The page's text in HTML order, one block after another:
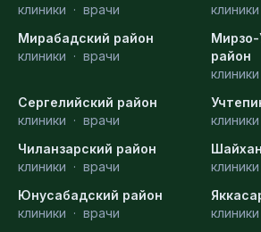
клиники · врачи
клиники
Мирабадский район
клиники · врачи
Мирзо-
район
клиники
Сергелийский район
клиники · врачи
клиники
Чиланзарский район
клиники · врачи
клиники
Юнусабадский район
клиники · врачи
клиники